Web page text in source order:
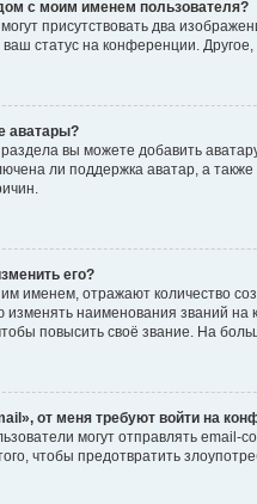
с моим именем пользователя?
присутствовать два
статус на конференции.
аватары?
вы можете добавить
ли поддержка аватар, а
его?
именем, отражают количество
наименования званий на
повысить своё звание. На
от меня требуют войти на
могут отправлять
чтобы предотвратить